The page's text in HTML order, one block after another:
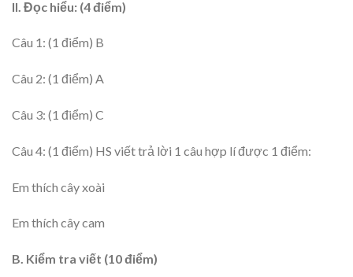
II. Đọc hiểu: (4 điểm)
Câu 1: (1 điểm) B
Câu 2: (1 điểm) A
Câu 3: (1 điểm) C
Câu 4: (1 điểm) HS viết trả lời 1 câu hợp lí được 1 điểm:
Em thích cây xoài
Em thích cây cam
B. Kiểm tra viết (10 điểm)